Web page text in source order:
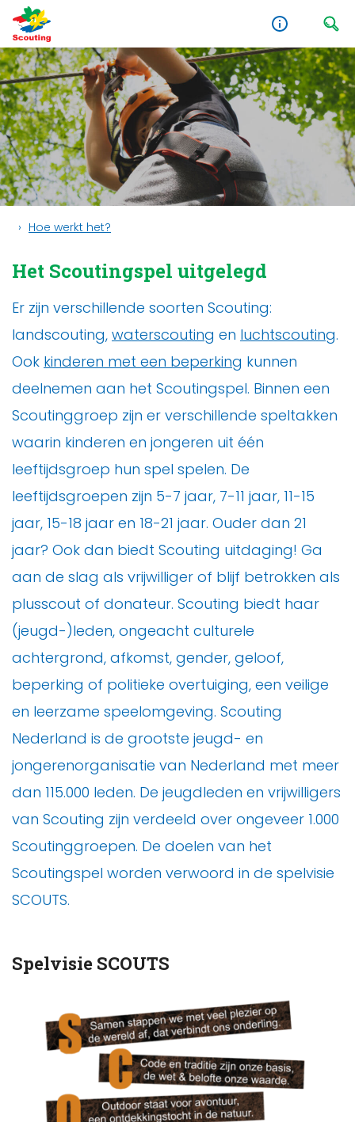
Hoe werkt het?
Het Scoutingspel uitgelegd
Er zijn verschillende soorten Scouting:
landscouting, waterscouting en luchtscouting.
Ook kinderen met een beperking kunnen
deelnemen aan het Scoutingspel. Binnen een
Scoutinggroep zijn er verschillende speltakken
waarin kinderen en jongeren uit één
leeftijdsgroep hun spel spelen. De
leeftijdsgroepen zijn 5-7 jaar, 7-11 jaar, 11-15
jaar, 15-18 jaar en 18-21 jaar. Ouder dan 21
jaar? Ook dan biedt Scouting uitdaging! Ga
aan de slag als vrijwilliger of blijf betrokken als
plusscout of donateur. Scouting biedt haar
(jeugd-)leden, ongeacht culturele
achtergrond, afkomst, gender, geloof,
beperking of politieke overtuiging, een veilige
en leerzame speelomgeving. Scouting
Nederland is de grootste jeugd- en
jongerenorganisatie van Nederland met meer
dan 115.000 leden. De jeugdleden en vrijwilligers
van Scouting zijn verdeeld over ongeveer 1.000
Scoutinggroepen. De doelen van het
Scoutingspel worden verwoord in de spelvisie
SCOUTS.
Spelvisie SCOUTS